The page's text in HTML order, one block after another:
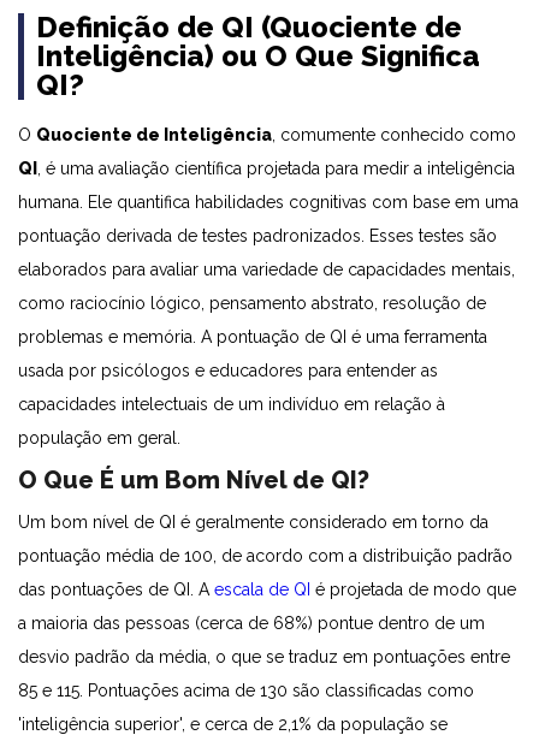
Definição de QI (Quociente de
Inteligência) ou O Que Significa
QI?
O Quociente de Inteligência , comumente conhecido como
QI
é uma avaliação científica projetada para medir a inteligência
humana . Ele quantifica habilidades cognitivas com base em uma
pontuação derivada de testes padronizados. Esses testes são
elaborados para avaliar uma variedade de capacidades mentais,
como raciocínio lógico, pensamento abstrato, resolução de
problemas e memória. A pontuação de QI é uma ferramenta
usada por psicólogos e educadores para entender as
capacidades intelectuais de um indivíduo em relação à
população em geral.
O Que É um Bom Nível de QI?
Um bom nível de QI é geralmente considerado em torno da
pontuação média de 100, de acordo com a distribuição padrão
das pontuações de QI. A escala de QI é projetada de modo que
a maioria das pessoas (cerca de 68%) pontue dentro de um
desvio padrão da média, o que se traduz em pontuações entre
85 e 115. Pontuações acima de 130 são classificadas como
'inteligência superior', e cerca de 2,1% da população se